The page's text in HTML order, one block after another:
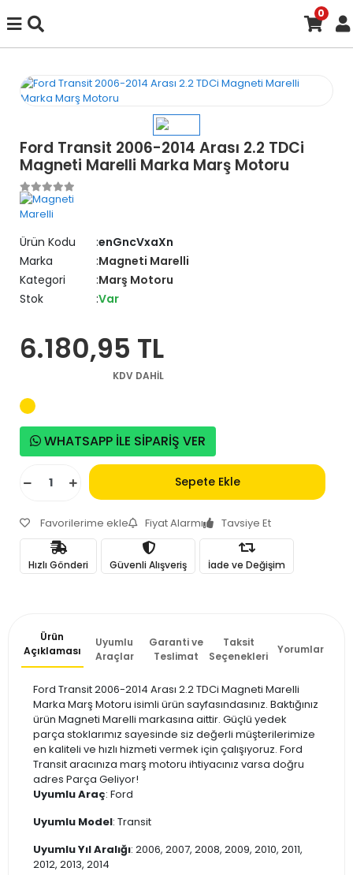
0
Ford Transit 2006-2014 Arası 2.2 TDCi
Magneti Marelli Marka Marş Motoru
Ürün Kodu
enGncVxaXn
Marka
Magneti Marelli
Kategori
Marş Motoru
Stok
Var
6.180,95 TL
KDV DAHİL
WHATSAPP İLE SİPARİŞ VER
Sepete Ekle
Favorilerime ekle Fiyat Alarmı Tavsiye Et
Hızlı Gönderi Güvenli Alışveriş İade ve Değişim
Ürün
Açıklaması
Uyumlu
Araçlar
Garanti ve
Teslimat
Taksit
Seçenekleri
Yorumlar
Ford Transit 2006-2014 Arası 2.2 TDCi Magneti Marelli
Marka Marş Motoru isimli ürün sayfasındasınız. Baktığınız
ürün Magneti Marelli markasına aittir. Güçlü yedek
parça stoklarımız sayesinde siz değerli müşterilerimize
en kaliteli ve hızlı hizmeti vermek için çalışıyoruz. Ford
Transit aracınıza marş motoru ihtiyacınız varsa doğru
adres Parça Geliyor!
Uyumlu Araç: Ford
Uyumlu Model: Transit
Uyumlu Yıl Aralığı: 2006, 2007, 2008, 2009, 2010, 2011,
2012, 2013, 2014